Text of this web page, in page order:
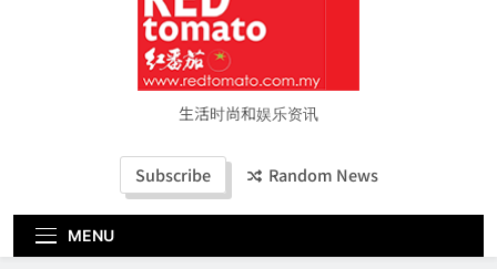
地产经纪行业蓬勃发展
Epson reinvents affordable printing with next-
generation EcoTank Series
Couture Fashion Week Malaysia 2026– Press
妈妈提供分享剖腹产复原历程的空间
2026 全国房地产大奖创历史纪录 见证马来西亚房
地产经纪行业蓬勃发展
生活时尚和娱乐资讯
Subscribe Random News
MENU